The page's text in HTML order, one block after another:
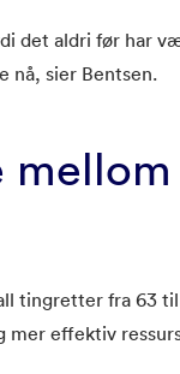
det aldri før har
nå, sier Bentsen.
tingretter fra 63
mer effektiv